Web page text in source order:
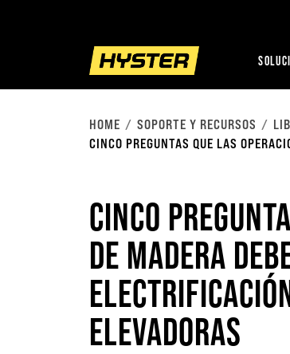
HOME SOPORTE Y RECURSOS
CINCO PREGUNTAS QUE LAS
CINCO
DE MADERA
ELEVADORAS